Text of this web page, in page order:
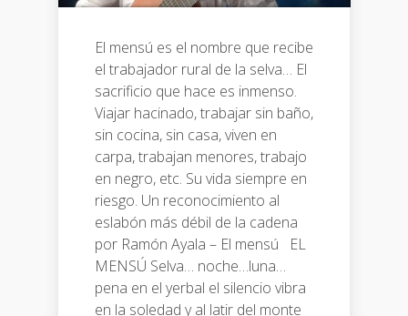
El mensú es el nombre que recibe
el trabajador rural de la selva… El
sacrificio que hace es inmenso.
Viajar hacinado, trabajar sin baño,
sin cocina, sin casa, viven en
carpa, trabajan menores, trabajo
en negro, etc. Su vida siempre en
riesgo. Un reconocimiento al
eslabón más débil de la cadena
por Ramón Ayala – El mensú EL
MENSÚ Selva… noche…luna…
pena en el yerbal el silencio vibra
en la soledad y al latir del monte